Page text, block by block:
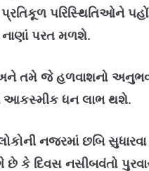
૫રિસ્થિતિઓને
પરત મળશે.
તમે જે હળવાશનો
આકસ્મીક ધન લાભ થશે.
નજરમાં છબિ
કે દિવસ નસીબવંતો